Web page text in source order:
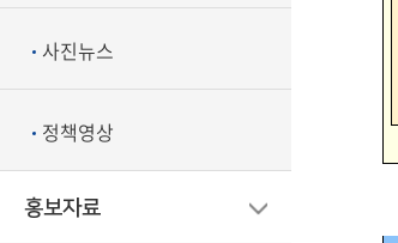
사진뉴스
정책영상
홍보자료